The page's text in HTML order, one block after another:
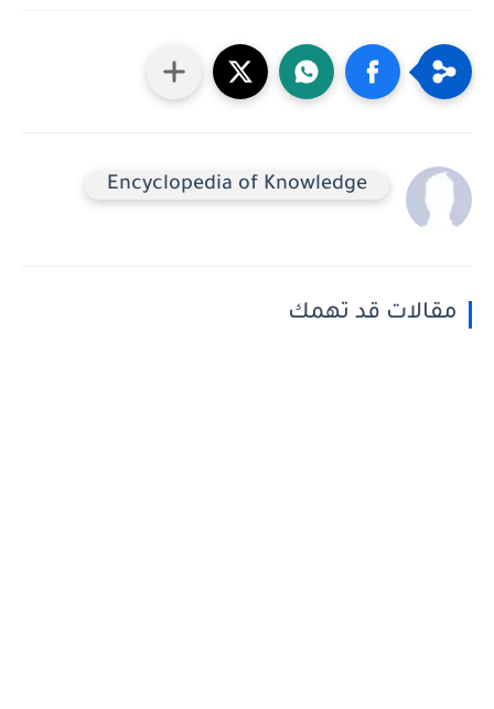
Encyclopedia of Knowledge
مقالات قد تهمك